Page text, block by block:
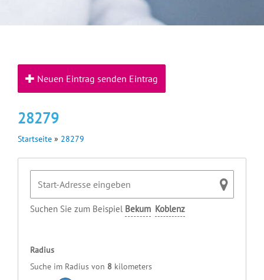
Neuen Eintrag senden Eintrag
28279
Startseite » 28279
Suchen Sie zum Beispiel Bekum Koblenz
Radius
Suche im Radius von 8 kilometers